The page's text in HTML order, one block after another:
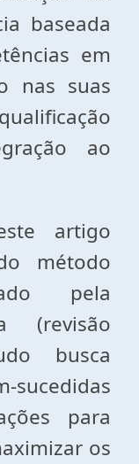
baseada
em
nas suas
ao
artigo
método
pela
(revisão
busca
sucedidas
para
os